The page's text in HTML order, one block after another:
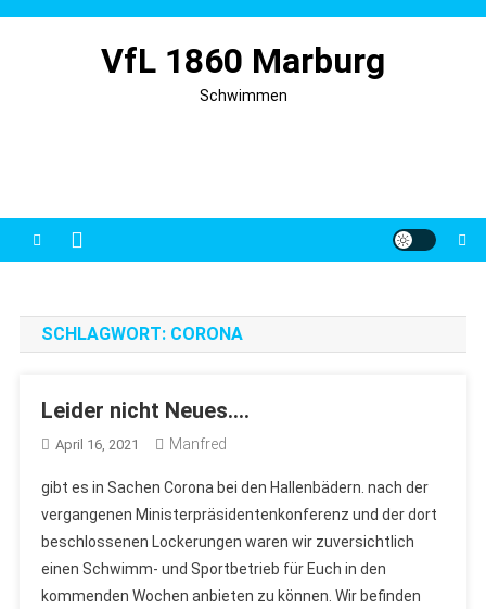
VfL 1860 Marburg
Schwimmen
SCHLAGWORT: CORONA
Leider nicht Neues….
April 16, 2021 Manfred
gibt es in Sachen Corona bei den Hallenbädern. nach der
vergangenen Ministerpräsidentenkonferenz und der dort
beschlossenen Lockerungen waren wir zuversichtlich
einen Schwimm- und Sportbetrieb für Euch in den
kommenden Wochen anbieten zu können. Wir befinden